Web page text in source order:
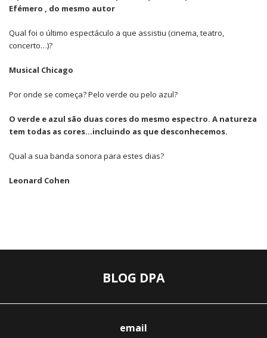
Efémero , do mesmo autor
Qual foi o último espectáculo a que assistiu (cinema, teatro,
concerto…)?
Musical Chicago
Por onde se começa? Pelo verde ou pelo azul?
O verde e azul são duas cores do mesmo espectro. A natureza
tem todas as cores…incluindo as que desconhecemos.
Qual a sua banda sonora para estes dias?
Leonard Cohen
BLOG DPA
email